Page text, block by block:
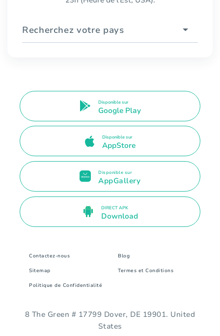
Recherchez votre pays
Disponible sur
Google Play
Disponible sur
AppStore
Disponible sur
AppGallery
DIRECT APK
Download
Contactez-nous Blog
Sitemap Termes et Conditions
Politique de Confidentialité
8 The Green # 17799 Dover, DE 19901. United
States